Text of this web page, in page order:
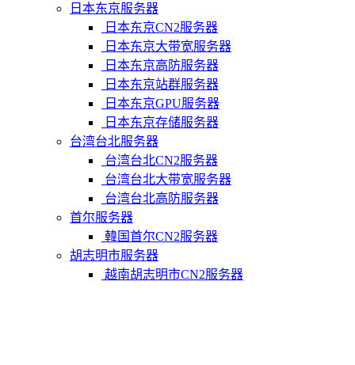
日本东京服务器
日本东京CN2服务器
日本东京大带宽服务器
日本东京高防服务器
日本东京站群服务器
日本东京GPU服务器
日本东京存储服务器
台湾台北服务器
台湾台北CN2服务器
台湾台北大带宽服务器
台湾台北高防服务器
首尔服务器
韓国首尔CN2服务器
胡志明市服务器
越南胡志明市CN2服务器